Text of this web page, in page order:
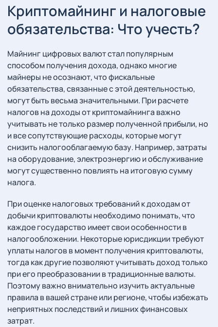
Криптомайнинг и налоговые
обязательства: Что учесть?
Майнинг цифровых валют стал популярным
способом получения дохода, однако многие
майнеры не осознают, что фискальные
обязательства, связанные с этой деятельностью,
могут быть весьма значительными. При расчете
налогов на доходы от криптомайнинга важно
учитывать не только размер полученной прибыли, но
и все сопутствующие расходы, которые могут
снизить налогооблагаемую базу. Например, затраты
на оборудование, электроэнергию и обслуживание
могут существенно повлиять на итоговую сумму
налога.
При оценке налоговых требований к доходам от
добычи криптовалюты необходимо понимать, что
каждое государство имеет свои особенности в
налогообложении. Некоторые юрисдикции требуют
уплаты налогов в момент получения криптовалюты,
тогда как другие позволяют учитывать доход только
при его преобразовании в традиционные валюты.
Поэтому важно внимательно изучить актуальные
правила в вашей стране или регионе, чтобы избежать
неприятных последствий и лишних финансовых
затрат.